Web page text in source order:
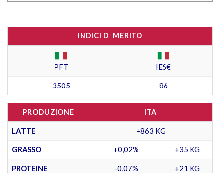
INDICI DI MERITO
PFT IES€
3505 86
PRODUZIONE ITA
LATTE +863 KG
GRASSO +0,02% +35 KG
PROTEINE -0,07% +21 KG